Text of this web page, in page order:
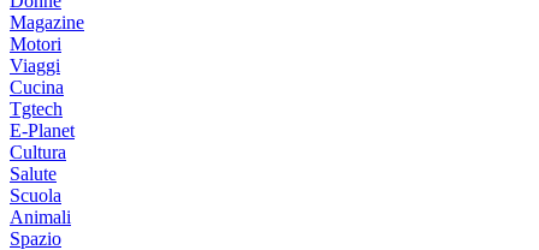
Magazine
Motori
Viaggi
Cucina
Tgtech
E-Planet
Cultura
Salute
Scuola
Animali
Spazio